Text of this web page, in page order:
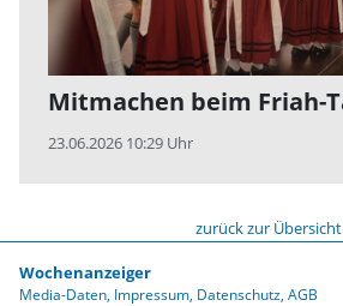
Mitmachen beim Friah-
23.06.2026 10:29 Uhr
zurück zur Übersicht
Wochenanzeiger
Media-Daten Impressum Datenschutz AGB